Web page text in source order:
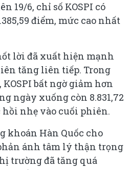
19/6, chỉ số KOSPI có
điểm, mức cao nhất
lời đã xuất hiện mạnh
tăng liên tiếp. Trong
bất ngờ giảm hơn
ngày xuống còn 8.831,72
nhẹ vào cuối phiên.
khoán Hàn Quốc cho
ánh tâm lý thận trọng
trường đã tăng quá